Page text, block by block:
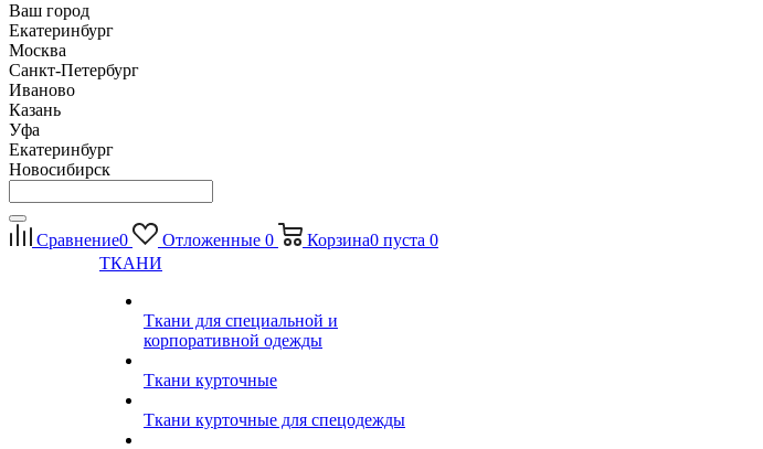
Ваш город
Екатеринбург
Москва
Санкт-Петербург
Иваново
Казань
Уфа
Екатеринбург
Новосибирск
Сравнение0 Отложенные 0 Корзина0 пуста 0
ТКАНИ
Ткани для специальной и
корпоративной одежды
Ткани курточные
Ткани курточные для спецодежды